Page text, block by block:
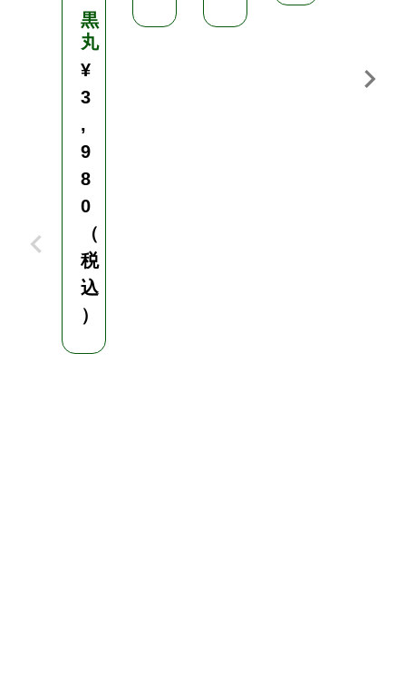
黒
丸
¥
3
,
9
8
0
（
税
込
）
（